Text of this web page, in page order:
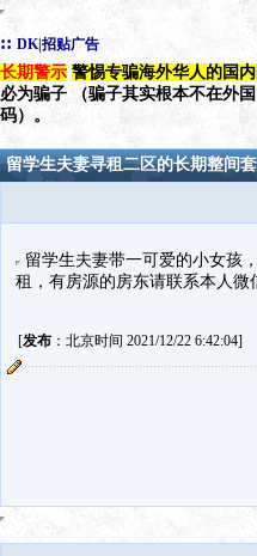
:: DK|招贴广告
长期警示 警惕专骗海外华人的国
必为骗子 （骗子其实根本不在外
码）。
留学生夫妻寻租二区的长期整间
留学生夫妻带一可爱的小女孩
租，有房源的房东请联系本人微
[发布：北京时间 2021/12/22 6:42:04]